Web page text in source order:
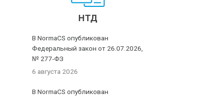
НТД
В NormaCS опубликован
Федеральный закон от 26.07.2026,
№ 277-ФЗ
6 августа 2026
В NormaCS опубликован